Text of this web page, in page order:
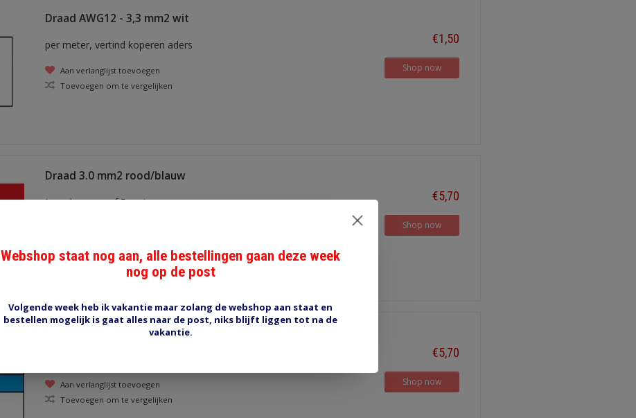
Draad AWG12 - 3,3 mm2 wit
per meter, vertind koperen aders
Aan verlanglijst toevoegen
Toevoegen om te vergelijken
€1,50
Shop now
Draad 3.0 mm2 rood/blauw
Leverbaar vanaf 5 meter €5,70
Shop now
Draad 3.0 mm2 wit/blauw
Aan verlanglijst toevoegen
Toevoegen om te vergelijken
€5,70
Shop now
Webshop staat nog aan, alle bestellingen gaan deze week
nog op de post
Volgende week heb ik vakantie maar zolang de webshop aan staat en
bestellen mogelijk is gaat alles naar de post, niks blijft liggen tot na de
vakantie.